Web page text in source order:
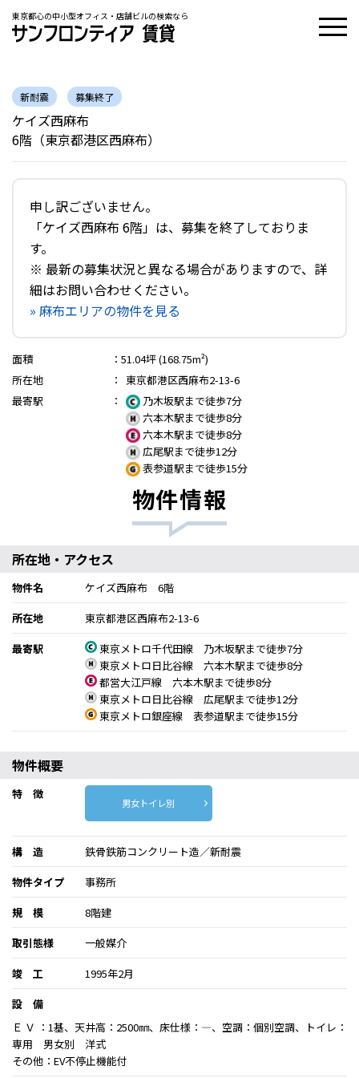
東京都心の中小型オフィス・店舗ビルの検索なら
新耐震 募集終了
ケイズ西麻布
6階（東京都港区西麻布）
申し訳ございません。
「ケイズ西麻布 6階」は、募集を終了しておりま
す。
※ 最新の募集状況と異なる場合がありますので、詳
細はお問い合わせください。
» 麻布エリアの物件を見る
面積 ： 51.04坪 (168.75m²)
所在地
：
東京都港区西麻布2-13-6
最寄駅
：
乃木坂駅まで徒歩7分
六本木駅まで徒歩8分
六本木駅まで徒歩8分
広尾駅まで徒歩12分
表参道駅まで徒歩15分
物件情報
所在地・アクセス
物件名
ケイズ西麻布 6階
所在地
東京都港区西麻布2-13-6
最寄駅
東京メトロ千代田線 乃木坂駅まで徒歩7分
東京メトロ日比谷線 六本木駅まで徒歩8分
都営大江戸線 六本木駅まで徒歩8分
東京メトロ日比谷線 広尾駅まで徒歩12分
東京メトロ銀座線 表参道駅まで徒歩15分
物件概要
特 徴
男女トイレ別
構 造
鉄骨鉄筋コンクリート造／新耐震
物件タイプ
事務所
規 模
8階建
取引態様
一般媒介
竣 工
1995年2月
設 備
Ｅ Ｖ ：1基、天井高：2500㎜、床仕様：―、空調：個別空調、トイレ：
専用 男女別 洋式
その他：EV不停止機能付